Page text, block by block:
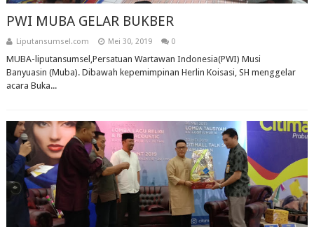
PWI MUBA GELAR BUKBER
Liputansumsel.com Mei 30, 2019 0
MUBA-liputansumsel,Persatuan Wartawan Indonesia(PWI) Musi
Banyuasin (Muba). Dibawah kepemimpinan Herlin Koisasi, SH menggelar
acara Buka...